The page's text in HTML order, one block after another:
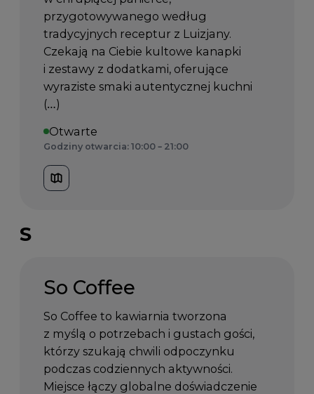
przygotowywanego według
tradycyjnych receptur z Luizjany.
Czekają na Ciebie kultowe kanapki
i zestawy z dodatkami, oferujące
wyraziste smaki autentycznej kuchni
(…)
Otwarte
Godziny otwarcia: 10:00 – 21:00
S
So Coffee
So Coffee to kawiarnia tworzona
z myślą o potrzebach i gustach gości,
którzy szukają chwili odpoczynku
podczas codziennych aktywności.
Miejsce łączy globalne doświadczenie